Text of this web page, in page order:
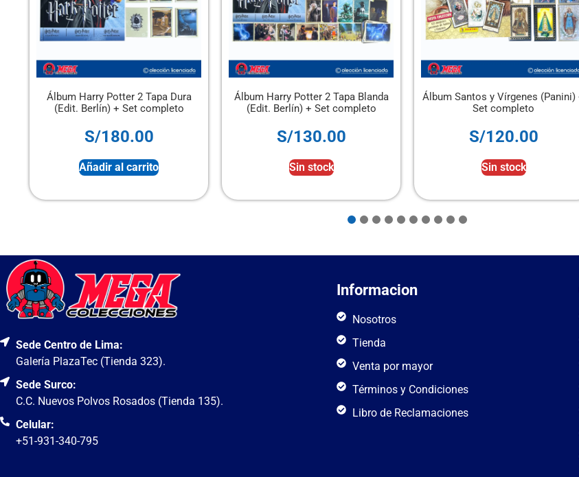
Álbum Harry Potter 2 Tapa Dura
(Edit. Berlín) + Set completo
180.00
Añadir al carrito
Álbum Harry Potter 2 Tapa Blanda
(Edit. Berlín) + Set completo
130.00
Sin stock
Álbum Santos y Vírgenes (Panini) +
Set completo
120.00
Sin stock
Sede Centro de Lima:
Galería PlazaTec (Tienda 323).
Sede Surco:
C.C. Nuevos Polvos Rosados (Tienda 135).
Celular:
+51-931-340-795
Informacion
Nosotros
Tienda
Venta por mayor
Términos y Condiciones
Libro de Reclamaciones